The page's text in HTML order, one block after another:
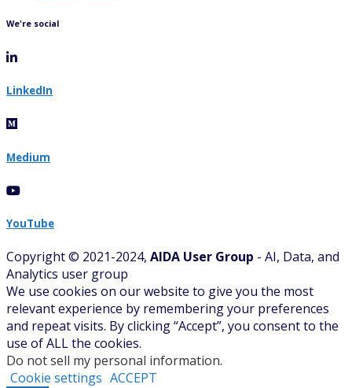
We're social
LinkedIn
Medium
YouTube
Copyright © 2021-2024, AIDA User Group - AI, Data, and
Analytics user group
We use cookies on our website to give you the most
relevant experience by remembering your preferences
and repeat visits. By clicking “Accept”, you consent to the
use of ALL the cookies.
Do not sell my personal information.
Cookie settings ACCEPT